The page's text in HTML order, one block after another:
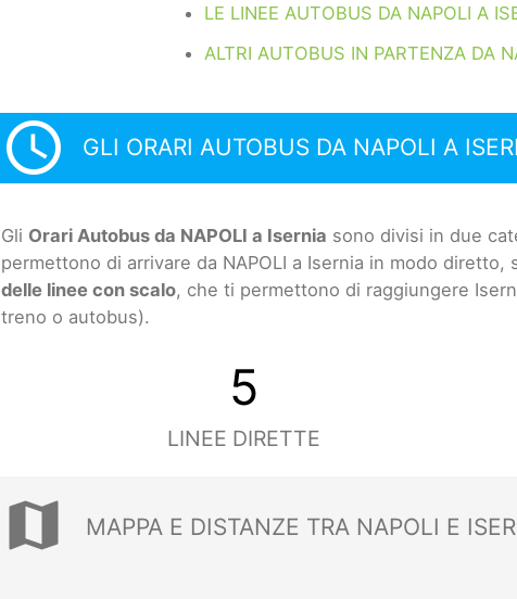
LE LINEE AUTOBUS DA NAPOLI A
ALTRI AUTOBUS IN PARTENZA DA
access_time GLI ORARI AUTOBUS DA NAPOLI A
Gli Orari Autobus da NAPOLI a Isernia sono divisi in due
permettono di arrivare da NAPOLI a Isernia in modo
delle linee con scalo, che ti permettono di raggiungere
treno o autobus).
5
LINEE DIRETTE
map MAPPA E DISTANZE TRA NAPOLI E